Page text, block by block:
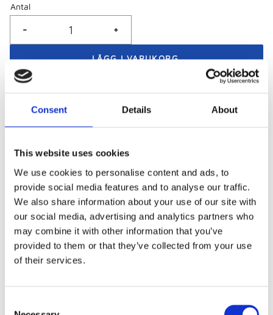
Consent Details About
This website uses cookies
We use cookies to personalise content and ads, to
provide social media features and to analyse our traffic.
We also share information about your use of our site with
our social media, advertising and analytics partners who
may combine it with other information that you’ve
provided to them or that they’ve collected from your use
of their services.
Antal
+
-
Visa alla produkter från Piuadrenalina
Betala med swish, bank- eller kreditkort
Företag och föreningar - betala mot faktura
Beskrivning